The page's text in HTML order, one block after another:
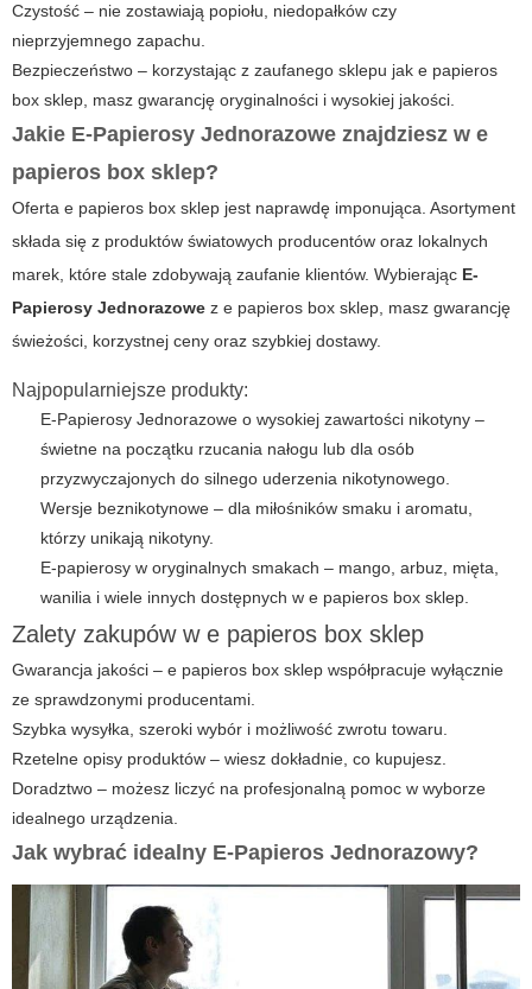
Czystość – nie zostawiają popiołu, niedopałków czy
nieprzyjemnego zapachu.
Bezpieczeństwo – korzystając z zaufanego sklepu jak e papieros
box sklep, masz gwarancję oryginalności i wysokiej jakości.
Jakie E-Papierosy Jednorazowe znajdziesz w e
papieros box sklep?
Oferta e papieros box sklep jest naprawdę imponująca. Asortyment
składa się z produktów światowych producentów oraz lokalnych
marek, które stale zdobywają zaufanie klientów. Wybierając E-
Papierosy Jednorazowe z e papieros box sklep, masz gwarancję
świeżości, korzystnej ceny oraz szybkiej dostawy.
Najpopularniejsze produkty:
E-Papierosy Jednorazowe o wysokiej zawartości nikotyny –
świetne na początku rzucania nałogu lub dla osób
przyzwyczajonych do silnego uderzenia nikotynowego.
Wersje beznikotynowe – dla miłośników smaku i aromatu,
którzy unikają nikotyny.
E-papierosy w oryginalnych smakach – mango, arbuz, mięta,
wanilia i wiele innych dostępnych w e papieros box sklep.
Zalety zakupów w e papieros box sklep
Gwarancja jakości – e papieros box sklep współpracuje wyłącznie
ze sprawdzonymi producentami.
Szybka wysyłka, szeroki wybór i możliwość zwrotu towaru.
Rzetelne opisy produktów – wiesz dokładnie, co kupujesz.
Doradztwo – możesz liczyć na profesjonalną pomoc w wyborze
idealnego urządzenia.
Jak wybrać idealny E-Papieros Jednorazowy?